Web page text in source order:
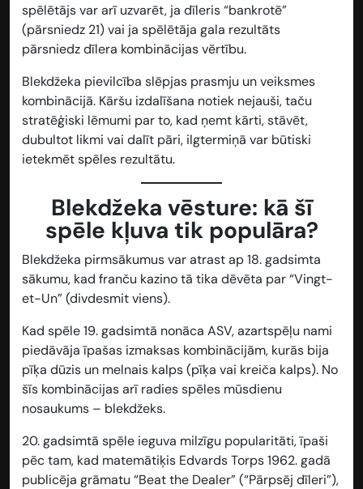
spēlētājs var arī uzvarēt, ja dīleris “bankrotē”
(pārsniedz 21) vai ja spēlētāja gala rezultāts
pārsniedz dīlera kombinācijas vērtību.
Blekdžeka pievilcība slēpjas prasmju un veiksmes
kombinācijā. Kāršu izdalīšana notiek nejauši, taču
stratēģiski lēmumi par to, kad ņemt kārti, stāvēt,
dubultot likmi vai dalīt pāri, ilgtermiņā var būtiski
ietekmēt spēles rezultātu.
Blekdžeka vēsture: kā šī
spēle kļuva tik populāra?
Blekdžeka pirmsākumus var atrast ap 18. gadsimta
sākumu, kad franču kazino tā tika dēvēta par “Vingt-
et-Un” (divdesmit viens).
Kad spēle 19. gadsimtā nonāca ASV, azartspēļu nami
piedāvāja īpašas izmaksas kombinācijām, kurās bija
pīķa dūzis un melnais kalps (pīķa vai kreiča kalps). No
šīs kombinācijas arī radies spēles mūsdienu
nosaukums – blekdžeks.
20. gadsimtā spēle ieguva milzīgu popularitāti, īpaši
pēc tam, kad matemātiķis Edvards Torps 1962. gadā
publicēja grāmatu “Beat the Dealer” (“Pārpsēj dīleri”),